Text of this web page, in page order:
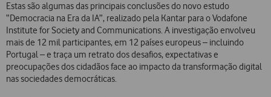
Estas são algumas das principais conclusões do novo estudo
“Democracia na Era da IA”, realizado pela Kantar para o Vodafone
Institute for Society and Communications. A investigação envolveu
mais de 12 mil participantes, em 12 países europeus – incluindo
Portugal – e traça um retrato dos desafios, expectativas e
preocupações dos cidadãos face ao impacto da transformação digital
nas sociedades democráticas.